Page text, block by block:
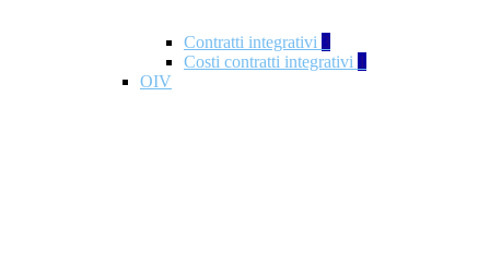
Contratti integrativi 3
Costi contratti integrativi 1
OIV